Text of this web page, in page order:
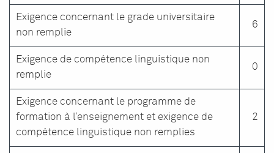
Exigence concernant le grade universitaire
non remplie
6
Exigence de compétence linguistique non
remplie
0
Exigence concernant le programme de
formation à l’enseignement et exigence de
compétence linguistique non remplies
2